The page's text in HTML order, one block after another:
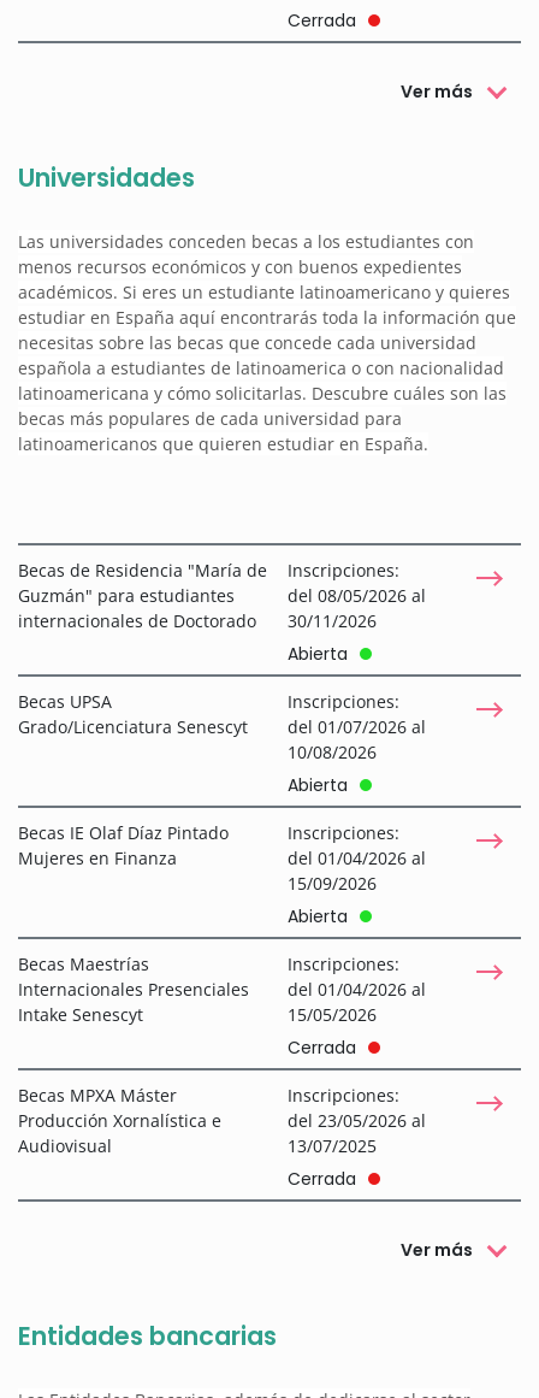
Cerrada
Ver más
Universidades
Las universidades conceden becas a los estudiantes con
menos recursos económicos y con buenos expedientes
académicos. Si eres un estudiante latinoamericano y quieres
estudiar en España aquí encontrarás toda la información que
necesitas sobre las becas que concede cada universidad
española a estudiantes de latinoamerica o con nacionalidad
latinoamericana y cómo solicitarlas. Descubre cuáles son las
becas más populares de cada universidad para
latinoamericanos que quieren estudiar en España.
Becas de Residencia "María de
Guzmán" para estudiantes
internacionales de Doctorado
Inscripciones:
del 08/05/2026 al
30/11/2026
Abierta
Becas UPSA
Grado/Licenciatura Senescyt
Inscripciones:
del 01/07/2026 al
10/08/2026
Abierta
Becas IE Olaf Díaz Pintado
Mujeres en Finanza
Inscripciones:
del 01/04/2026 al
15/09/2026
Abierta
Becas Maestrías
Internacionales Presenciales
Intake Senescyt
Inscripciones:
del 01/04/2026 al
15/05/2026
Cerrada
Becas MPXA Máster
Producción Xornalística e
Audiovisual
Inscripciones:
del 23/05/2026 al
13/07/2025
Cerrada
Ver más
Entidades bancarias